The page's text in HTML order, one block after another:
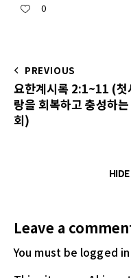
0
PREVIOUS
요한계시록 2:1~11 (첫
랑을 회복하고 충성하
회)
Leave a
You must be logged in